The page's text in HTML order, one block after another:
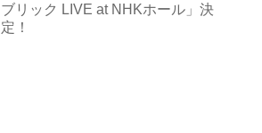
ブリック LIVE at NHKホール」決
定！